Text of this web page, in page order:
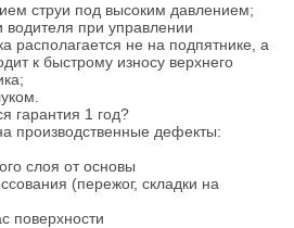
струи под высоким давлением;
водителя при управлении
располагается не на подпятнике, а
к быстрому износу верхнего
гарантия 1 год?
производственные дефекты:
слоя от основы
(пережог, складки на
поверхности